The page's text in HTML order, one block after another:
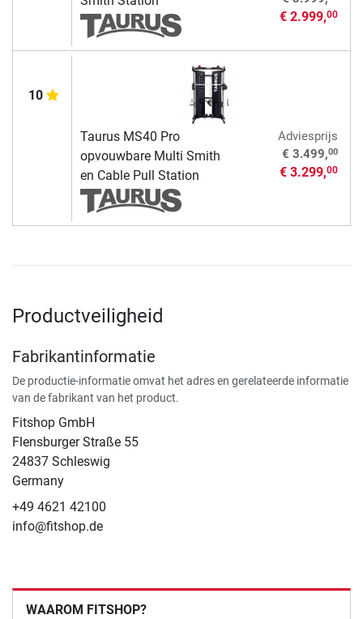
€ 2.999,00
10
Taurus MS40 Pro
opvouwbare Multi Smith
en Cable Pull Station
Adviesprijs
€ 3.499,00
€ 3.299,00
Productveiligheid
Fabrikantinformatie
De productie-informatie omvat het adres en gerelateerde informatie
van de fabrikant van het product.
Fitshop GmbH
Flensburger Straße 55
24837 Schleswig
Germany
+49 4621 42100
info@fitshop.de
WAAROM FITSHOP?